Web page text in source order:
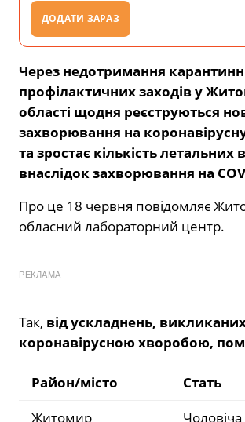
ДОДАТИ ЗАРАЗ
Через недотримання
профілактичних заходів у
області щодня реєструються
захворювання на
та зростає кількість летальних
внаслідок захворювання на
Про це 18 червня повідомляє
обласний лабораторний центр.
РЕКЛАМА
Так, від ускладнень,
коронавірусною хворобою,
Район/місто Стать
Житомир
Чоловіча